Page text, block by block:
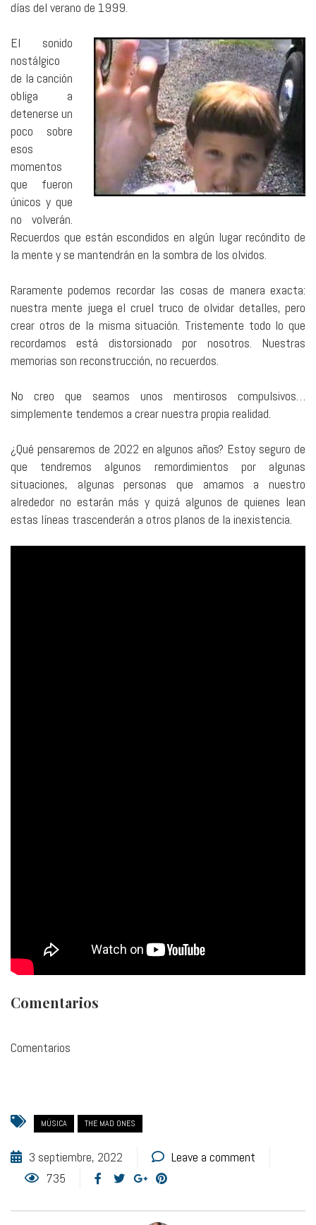
días del verano de 1999.
El sonido
nostálgico
de la canción
obliga a
detenerse un
poco sobre
esos
momentos
que fueron
únicos y que
no volverán.
Recuerdos que están escondidos en algún lugar recóndito de
la mente y se mantendrán en la sombra de los olvidos.
Raramente podemos recordar las cosas de manera exacta:
nuestra mente juega el cruel truco de olvidar detalles, pero
crear otros de la misma situación. Tristemente todo lo que
recordamos está distorsionado por nosotros. Nuestras
memorias son reconstrucción, no recuerdos.
No creo que seamos unos mentirosos compulsivos…
simplemente tendemos a crear nuestra propia realidad.
¿Qué pensaremos de 2022 en algunos años? Estoy seguro de
que tendremos algunos remordimientos por algunas
situaciones, algunas personas que amamos a nuestro
alrededor no estarán más y quizá algunos de quienes lean
estas líneas trascenderán a otros planos de la inexistencia.
Comentarios
Comentarios
MÚSICA THE MAD ONES
3 septiembre, 2022
Leave a comment
735